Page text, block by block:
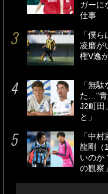
ガーに
仕事
「僕
凌磨が
権V逸
「無
た…“青
J2町田
と」
「中
龍剛（
いのか
の観察」